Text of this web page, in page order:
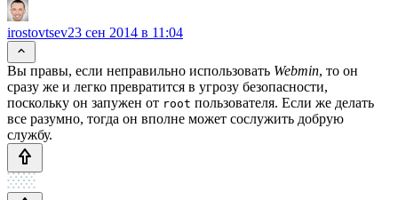
irostovtsev23 сен 2014 в 11:04
Вы правы, если неправильно использовать Webmin, то он
сразу же и легко превратится в угрозу безопасности,
поскольку он запужен от root пользователя. Если же делать
все разумно, тогда он вполне может сослужить добрую
службу.